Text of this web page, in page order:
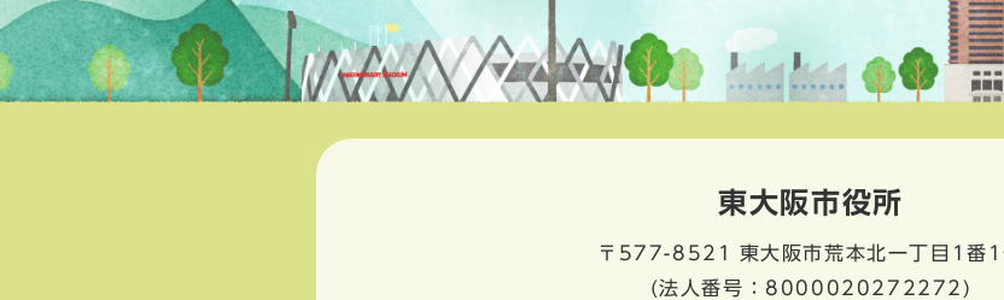
東大阪市役所
〒577-8521
東大阪市荒本北一丁目1番1
(法人番号：8000020272272)